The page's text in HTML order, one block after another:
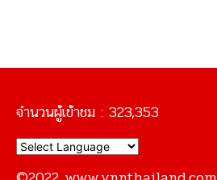
จำนวนผู้เข้าชม : 323,353